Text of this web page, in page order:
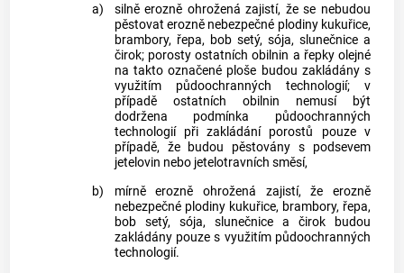
a)
silně erozně ohrožená zajistí, že se nebudou
pěstovat erozně nebezpečné plodiny kukuřice,
brambory, řepa, bob setý, sója, slunečnice a
čirok; porosty ostatních obilnin a řepky olejné
na takto označené ploše budou zakládány s
využitím půdoochranných technologií; v
případě ostatních obilnin nemusí být
dodržena podmínka půdoochranných
technologií při zakládání porostů pouze v
případě, že budou pěstovány s podsevem
jetelovin nebo jetelotravních směsí,
b)
mírně erozně ohrožená zajistí, že erozně
nebezpečné plodiny kukuřice, brambory, řepa,
bob setý, sója, slunečnice a čirok budou
zakládány pouze s využitím půdoochranných
technologií.